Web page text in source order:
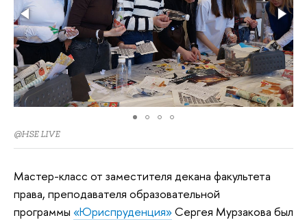
@HSE LIVE
Мастер-класс от заместителя декана факультета
права, преподавателя образовательной
программы «Юриспруденция»Сергея Мурзакова был